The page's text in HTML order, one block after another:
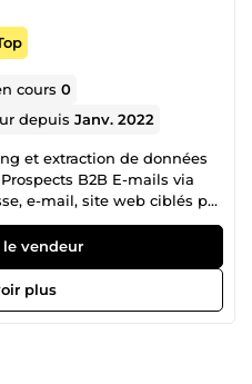
cours0
depuisJanv. 2022
et extraction de données
e-mail, site web ciblés par
scraping sur-mesure :
de chaque mission. Que
ponctuelle ou d'un
à jour mensuelle de vos
vendeur
plus